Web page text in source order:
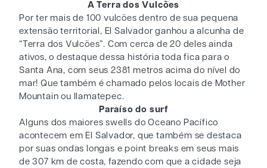
A Terra dos Vulcões
Por ter mais de 100 vulcões dentro de sua pequena
extensão territorial, El Salvador ganhou a alcunha de
“Terra dos Vulcões”. Com cerca de 20 deles ainda
ativos, o destaque dessa história toda fica para o
Santa Ana, com seus 2381 metros acima do nível do
mar! Que também é chamado pelos locais de Mother
Mountain ou Ilamatepec.
Paraíso do surf
Alguns dos maiores swells do Oceano Pacífico
acontecem em El Salvador, que também se destaca
por suas ondas longas e point breaks em seus mais
de 307 km de costa, fazendo com que a cidade seja